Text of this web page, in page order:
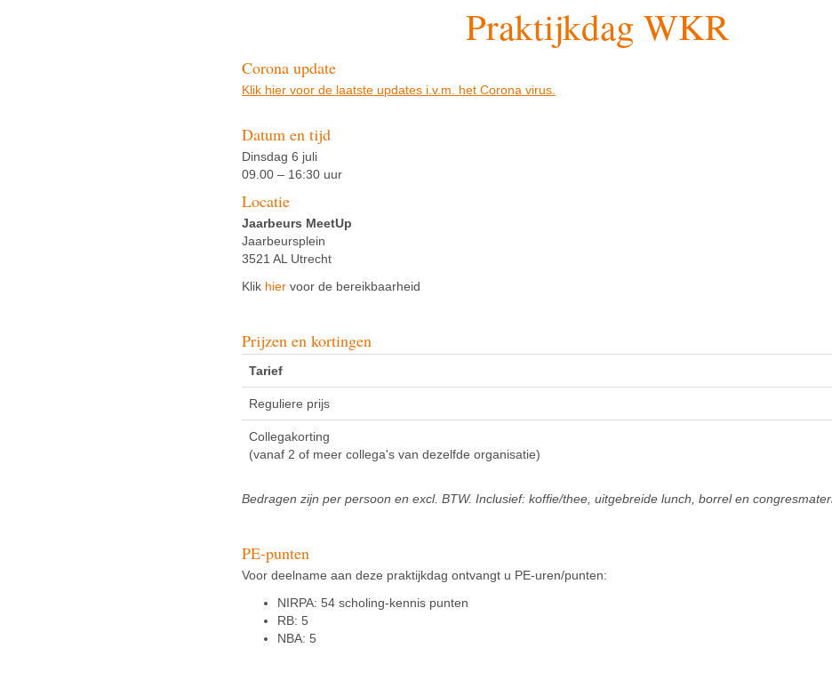
Praktijkdag WKR
Corona update
Klik hier voor de laatste updates i.v.m. het Corona virus.
Datum en tijd
Dinsdag 6 juli
09.00 – 16:30 uur
Locatie
Jaarbeurs MeetUp
Jaarbeursplein
3521 AL Utrecht
Klik hier voor de bereikbaarheid
Prijzen en kortingen
Tarief
Reguliere prijs
Collegakorting
(vanaf 2 of meer collega's van dezelfde organisatie)
Bedragen zijn per persoon en excl. BTW. Inclusief: koffie/thee, uitgebreide lunch, borrel en
PE-punten
Voor deelname aan deze praktijkdag ontvangt u PE-uren/punten:
NIRPA: 54 scholing-kennis punten
RB: 5
NBA: 5